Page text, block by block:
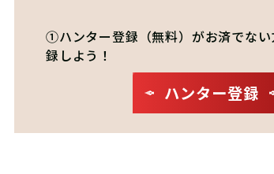
①ハンター登録（無料）がお済でな
録しよう！
ハンター登録